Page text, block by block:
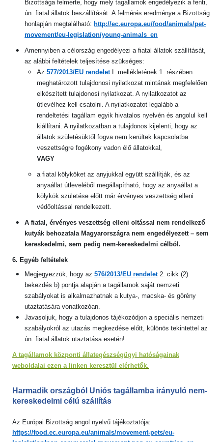
Bizottsága felmérte, hogy mely tagállamok engedélyezik a fenti,
ún. fiatal állatok beszállítását. A felmérés eredménye a Bizottság
honlapján megtalálható: http://ec.europa.eu/food/animals/pet-
movement/eu-legislation/young-animals_en
Amennyiben a célország engedélyezi a fiatal állatok szállítását,
az alábbi feltételek teljesítése szükséges:
Az 577/2013/EU rendelet I. mellékletének 1. részében
meghatározott tulajdonosi nyilatkozat mintának megfelelően
elkészített tulajdonosi nyilatkozat. A nyilatkozatot az
útlevélhez kell csatolni. A nyilatkozatot legalább a
rendeltetési tagállam egyik hivatalos nyelvén és angolul kell
kiállítani. A nyilatkozatban a tulajdonos kijelenti, hogy az
állatok születésüktől fogva nem kerültek kapcsolatba
veszettségre fogékony vadon élő állatokkal,
VAGY
a fiatal kölyköket az anyjukkal együtt szállítják, és az
anyaállat útleveléből megállapítható, hogy az anyaállat a
kölykök születése előtt már érvényes veszettség elleni
védőoltással rendelkezett.
A fiatal, érvényes veszettség elleni oltással nem rendelkező
kutyák behozatala Magyarországra nem engedélyezett – sem
kereskedelmi, sem pedig nem-kereskedelmi célból.
6. Egyéb feltételek
Megjegyezzük, hogy az 576/2013/EU rendelet2. cikk (2)
bekezdés b) pontja alapján a tagállamok saját nemzeti
szabályokat is alkalmazhatnak a kutya-, macska- és görény
utaztatására vonatkozóan.
Javasoljuk, hogy a tulajdonos tájékozódjon a speciális nemzeti
szabályokról az utazás megkezdése előtt, különös tekintettel az
ún. fiatal állatok utaztatása esetén!
A tagállamok központi állategészségügyi hatóságainak
weboldalai ezen a linken keresztül elérhetők.
Harmadik országból Uniós tagállamba irányuló nem-
kereskedelmi célú szállítás
Az Európai Bizottság angol nyelvű tájékoztatója:
https://food.ec.europa.eu/animals/movement-pets/eu-